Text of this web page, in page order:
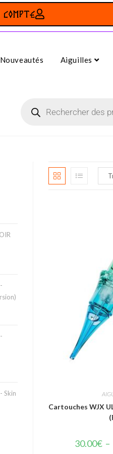
COMPTE
Nouveautés Aiguilles
Cartouches WJX
30.00€ –
Skin